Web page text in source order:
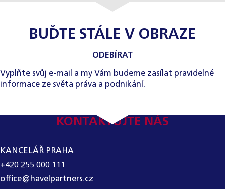
BUĎTE STÁLE V OBRAZE
ODEBÍRAT
Vyplňte svůj e-mail a my Vám budeme zasílat pravidelné
informace ze světa práva a podnikání.
KONTAKTUJTE NÁS
KANCELÁŘ PRAHA
+420 255 000 111
office@havelpartners.cz